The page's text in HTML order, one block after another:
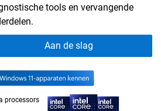
tools en vervangende
Aan de slag
processors